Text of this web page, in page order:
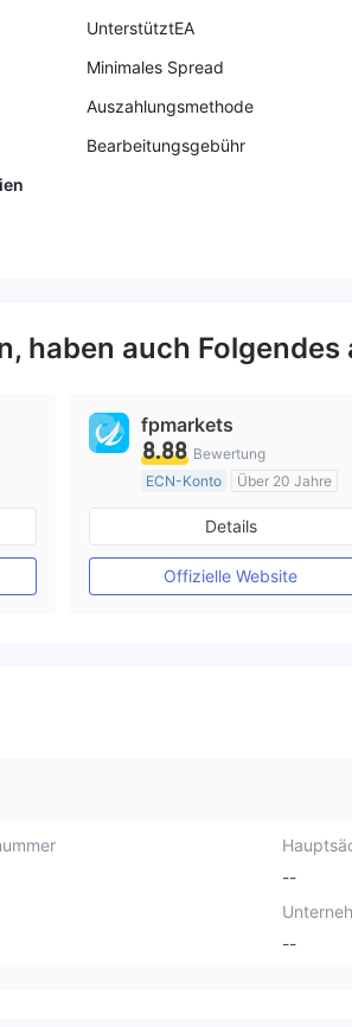
UnterstütztEA
Minimales Spread
Auszahlungsmethode
Bearbeitungsgebühr
haben auch Folgendes
fpmarkets
8.88 Bewertung
ECN-Konto
Über 20 Jahre
AustralienRegulierung
Market Making (MM)
MT4-Volllizenz
Details
Offizielle Website
--
--